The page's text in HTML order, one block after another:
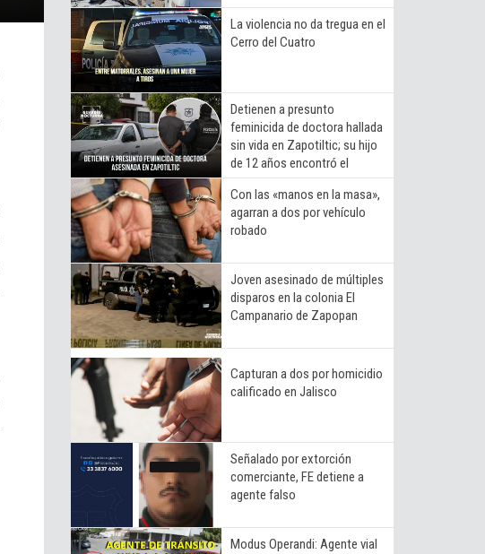
La violencia no da tregua en el
Cerro del Cuatro
Detienen a presunto
feminicida de doctora hallada
sin vida en Zapotiltic; su hijo
de 12 años encontró el
cuerpo
Con las «manos en la masa»,
agarran a dos por vehículo
robado
Joven asesinado de múltiples
disparos en la colonia El
Campanario de Zapopan
Capturan a dos por homicidio
calificado en Jalisco
Señalado por extorción
comerciante, FE detiene a
agente falso
Modus Operandi: Agente vial